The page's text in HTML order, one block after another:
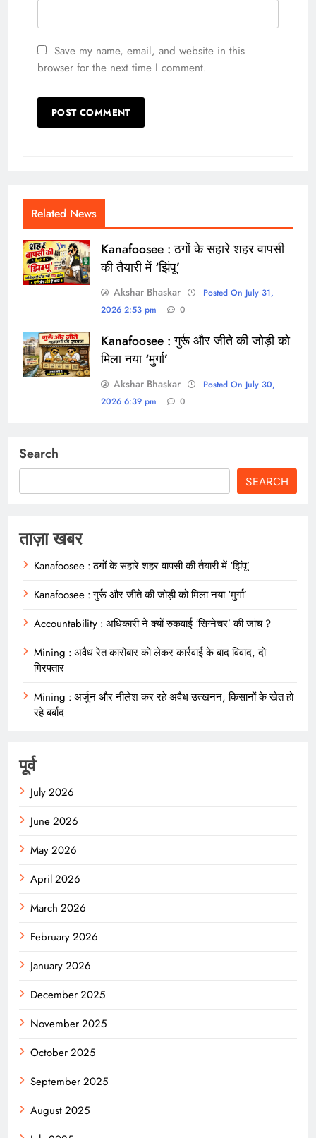
Save my name, email, and website in this
browser for the next time I comment.
Related News
Kanafoosee : ठगों के सहारे शहर वापसी
की तैयारी में ‘झिंपू’
Akshar Bhaskar
Posted On July 31,
2026 2:53 pm
0
Kanafoosee : गुर्रू और जीते की जोड़ी को
मिला नया ‘मुर्गा’
Akshar Bhaskar
Posted On July 30,
2026 6:39 pm
0
Search
SEARCH
ताज़ा खबर
Kanafoosee : ठगों के सहारे शहर वापसी की तैयारी में ‘झिंपू’
Kanafoosee : गुर्रू और जीते की जोड़ी को मिला नया ‘मुर्गा’
Accountability : अधिकारी ने क्यों रुकवाई ‘सिग्नेचर’ की जांच ?
Mining : अवैध रेत कारोबार को लेकर कार्रवाई के बाद विवाद, दो
गिरफ्तार
Mining : अर्जुन और नीलेश कर रहे अवैध उत्खनन, किसानों के खेत हो
रहे बर्बाद
पूर्व
July 2026
June 2026
May 2026
April 2026
March 2026
February 2026
January 2026
December 2025
November 2025
October 2025
September 2025
August 2025